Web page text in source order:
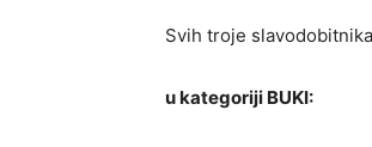
Svih troje
u kategoriji BUKI: